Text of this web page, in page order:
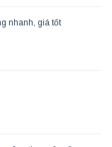
nhanh, giá tốt